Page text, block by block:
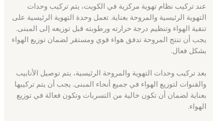
عند تركيب نظام تهوية مركزية في الكويت، يتم تركيب وحدات
التهوية الرئيسية والمروحة بعناية. تعمل وحدة التهوية الرئيسية على
تنقية الهواء وتنظيم درجة حرارته ورطوبته قبل توزيعه إلى المبنى.
يجب أن تنتج المروحة تدفق هواء قوي ومستقر لضمان توزيع الهواء
بشكل فعال.
بعد تركيب وحدات التهوية والمروحة الرئيسية، يتم توصيل الأنابيب
والقنوات لتوزيع الهواء في جميع أنحاء المبنى. يجب أن يتم تركيبها
بعناية لضمان أن تكون خالية من التسربات وتكون فعالة في توزيع
الهواء.